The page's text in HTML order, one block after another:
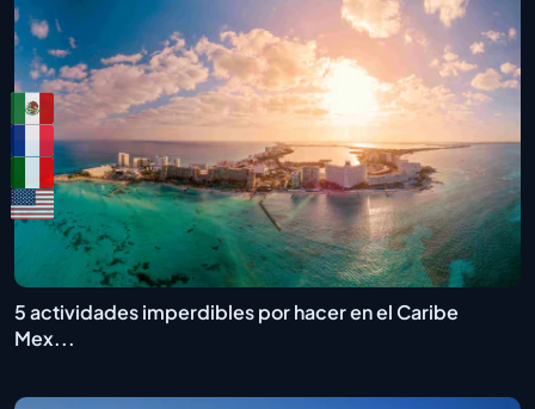
5 actividades imperdibles por hacer en el Caribe
Mex...